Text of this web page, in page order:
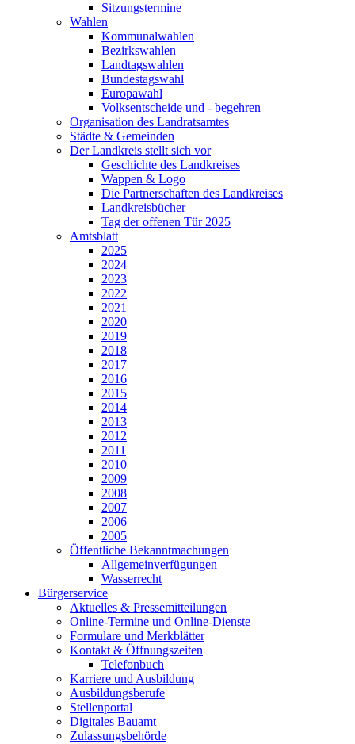
Sitzungstermine
Wahlen
Kommunalwahlen
Bezirkswahlen
Landtagswahlen
Bundestagswahl
Europawahl
Volksentscheide und - begehren
Organisation des Landratsamtes
Städte & Gemeinden
Der Landkreis stellt sich vor
Geschichte des Landkreises
Wappen & Logo
Die Partnerschaften des Landkreises
Landkreisbücher
Tag der offenen Tür 2025
Amtsblatt
2025
2024
2023
2022
2021
2020
2019
2018
2017
2016
2015
2014
2013
2012
2011
2010
2009
2008
2007
2006
2005
Öffentliche Bekanntmachungen
Allgemeinverfügungen
Wasserrecht
Bürgerservice
Aktuelles & Pressemitteilungen
Online-Termine und Online-Dienste
Formulare und Merkblätter
Kontakt & Öffnungszeiten
Telefonbuch
Karriere und Ausbildung
Ausbildungsberufe
Stellenportal
Digitales Bauamt
Zulassungsbehörde